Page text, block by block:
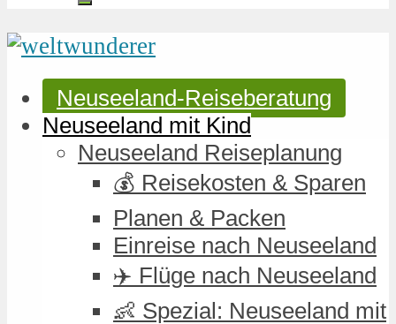
Neuseeland-Reiseberatung
Neuseeland mit Kind
Neuseeland Reiseplanung
💰 Reisekosten & Sparen
Planen & Packen
Einreise nach Neuseeland
✈️ Flüge nach Neuseeland
👶 Spezial: Neuseeland mit